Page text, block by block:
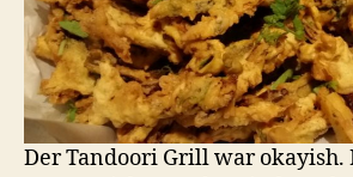
Der Tandoori Grill war okayish.